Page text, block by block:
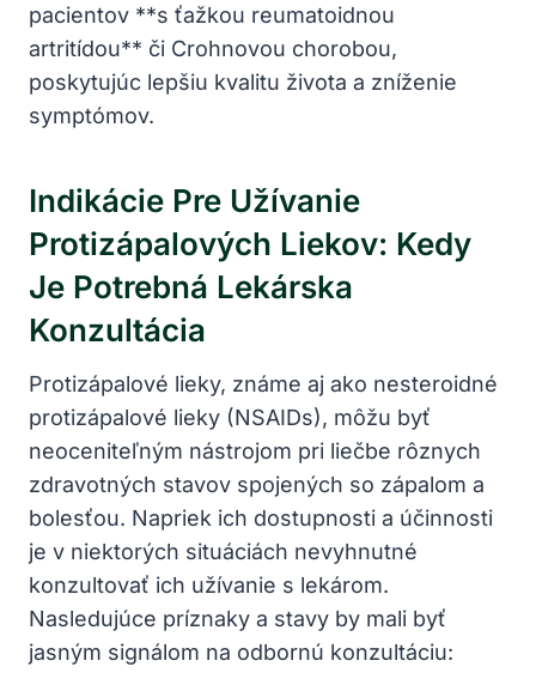
pacientov **s ťažkou reumatoidnou
artritídou** či Crohnovou chorobou,
poskytujúc lepšiu kvalitu života a zníženie
symptómov.
Indikácie Pre Užívanie
Protizápalových Liekov: Kedy
Je Potrebná Lekárska
Konzultácia
Protizápalové lieky, známe aj ako nesteroidné
protizápalové lieky (NSAIDs), môžu byť
neoceniteľným nástrojom pri liečbe rôznych
zdravotných stavov spojených so zápalom a
bolesťou. Napriek ich dostupnosti a účinnosti
je v niektorých situáciách nevyhnutné
konzultovať ich užívanie s lekárom.
Nasledujúce príznaky a stavy by mali byť
jasným signálom na odbornú konzultáciu: